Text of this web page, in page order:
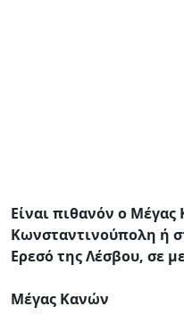
Είναι πιθανόν ο
Κωνσταντινούπολη ή
Ερεσό της Λέσβου, σε
Μέγας Κανών